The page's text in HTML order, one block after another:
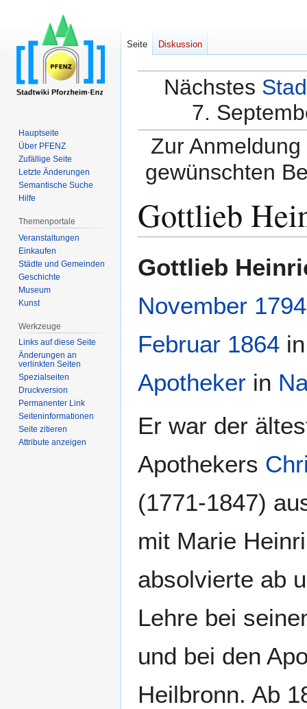
Nächstes
7.
Zur
gewünschten
Gottlieb
Navigation
Suche
Gottlieb
November 1794
Februar 1864
Apotheker in
Er war der
Apothekers
(1771-1847)
mit Marie
absolvierte ab
Lehre bei
und bei den
Heilbronn. Ab
Seite Diskussion
Hauptseite
Über PFENZ
Zufällige Seite
Letzte Änderungen
Semantische Suche
Hilfe
Themenportale
Veranstaltungen
Einkaufen
Städte und Gemeinden
Geschichte
Museum
Kunst
Werkzeuge
Links auf diese Seite
Änderungen an
verlinkten Seiten
Spezialseiten
Druckversion
Permanenter Link
Seiten­­informationen
Seite zitieren
Attribute anzeigen